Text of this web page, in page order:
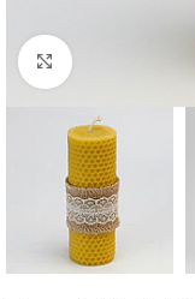
Click pentru a mări